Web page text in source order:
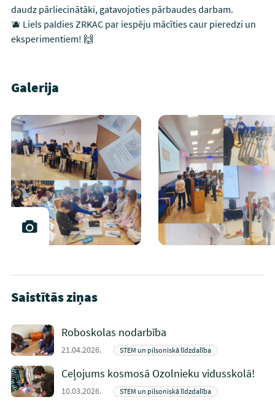
daudz pārliecinātāki, gatavojoties pārbaudes darbam.
🫐 Liels paldies ZRKAC par iespēju mācīties caur pieredzi un
eksperimentiem! 🙌
Galerija
Saistītās ziņas
Roboskolas nodarbība
21.04.2026. STEM un pilsoniskā līdzdalība
Ceļojums kosmosā Ozolnieku vidusskolā!
10.03.2026. STEM un pilsoniskā līdzdalība